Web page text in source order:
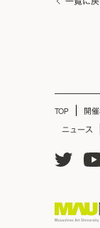
TOP 開
ニュース